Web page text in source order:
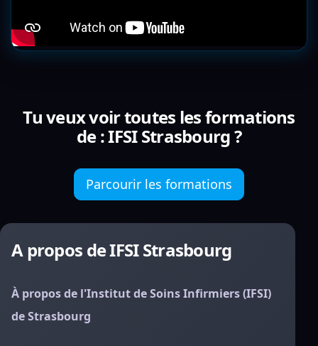
Tu veux voir toutes les formations
de : IFSI Strasbourg ?
Parcourir les formations
A propos de IFSI Strasbourg
À propos de l'Institut de Soins Infirmiers (IFSI)
de Strasbourg